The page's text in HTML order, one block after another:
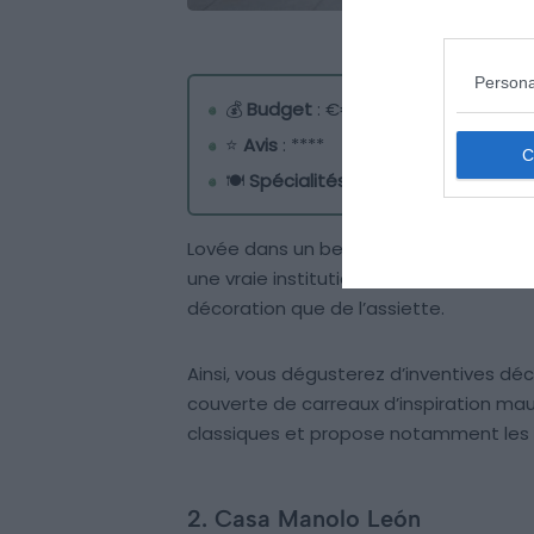
💰 Budget : €€
⭐ Avis : ****
🍽️ Spécialités : cuisine andalouse
Lovée dans un bel hôtel à
une vraie institution. Tradition et
décoration que de l’assiette.
Ainsi, vous dégusterez d’inventives
couverte de carreaux d’inspiration
classiques et propose notamment
2. Casa Manolo León